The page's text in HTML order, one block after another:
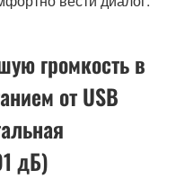
громкость в
от USB
дБ)